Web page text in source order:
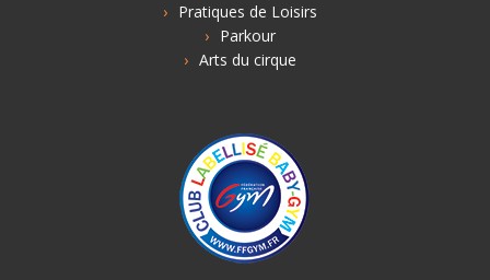
Pratiques de Loisirs
Parkour
Arts du cirque